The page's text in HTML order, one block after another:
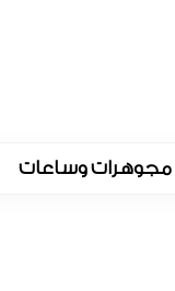
مجوهرات وساعات